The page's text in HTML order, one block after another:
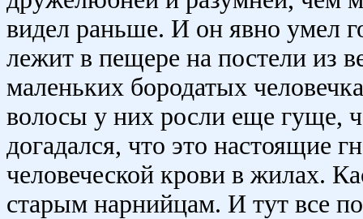
видел раньше. И он явно умел
лежит в пещере на постели из
маленьких бородатых
волосы у них росли еще гуще,
догадался, что это настоящие
человеческой крови в жилах.
старым нарнийцам. И тут все